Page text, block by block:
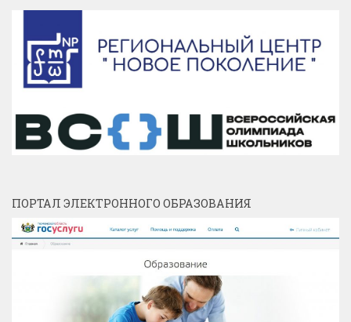
ПОРТАЛ ЭЛЕКТРОННОГО ОБРАЗОВАНИЯ